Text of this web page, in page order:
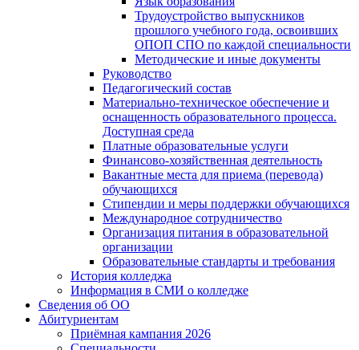
Трудоустройство выпускников
прошлого учебного года, освоивших
ОПОП СПО по каждой специальности
Методические и иные документы
Руководство
Педагогический состав
Материально-техническое обеспечение и
оснащенность образовательного процесса.
Доступная среда
Платные образовательные услуги
Финансово-хозяйственная деятельность
Вакантные места для приема (перевода)
обучающихся
Стипендии и меры поддержки обучающихся
Международное сотрудничество
Организация питания в образовательной
организации
Образовательные стандарты и требования
История колледжа
Информация в СМИ о колледже
Сведения об ОО
Абитуриентам
Приёмная кампания 2026